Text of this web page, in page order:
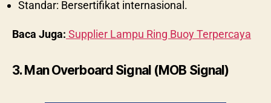
Standar: Bersertifikat internasional.
Baca Juga: Supplier Lampu Ring Buoy Terpercaya
3. Man Overboard Signal (MOB Signal)